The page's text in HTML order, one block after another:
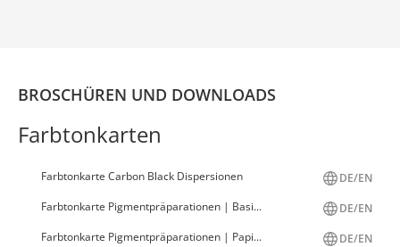
BROSCHÜREN UND DOWNLOADS
Farbtonkarten
Farbtonkarte Carbon Black Dispersionen
DE/EN
Farbtonkarte Pigmentpräparationen | Basi...
DE/EN
Farbtonkarte Pigmentpräparationen | Papi...
DE/EN